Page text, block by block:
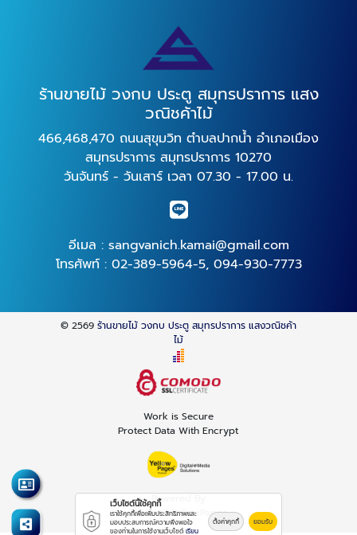
ร้านขายไม้ วงกบ ประตู สมุทรปราการ แสง
วณิชค้าไม้
466,468,470 ถนนสุขุมวิท ตำบลปากน้ำ อำเภอเมือง
สมุทรปราการ สมุทรปราการ 10270
วันจันทร์ - วันเสาร์ เวลา 07.30 - 17.00 น.
อีเมล : sangvanich.kamai@gmail.com
โทรศัพท์ : 02-389-5964-5, 094-930-7773
© 2569 ร้านขายไม้ วงกบ ประตู สมุทรปราการ แสงวณิชค้า
ไม้
Work is Secure
Protect Data With Encrypt
Powered By
Thailand YellowPages
เว็บไซต์นี้ใช้คุกกี้
เราใช้คุกกี้เพื่อเพิ่มประสิทธิภาพและ
มอบประสบการณ์ความพึงพอใจ
ของท่านในการใช้งานเว็บไซต์ เรียน
ตั้งค่าคุกกี้ ยอมรับ